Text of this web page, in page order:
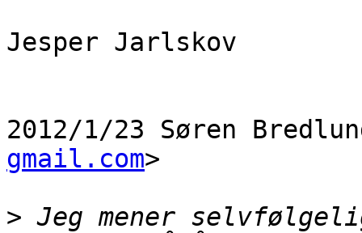
Jesper Jarlskov
2012/1/23 Søren
gmail.com>
> Jeg mener